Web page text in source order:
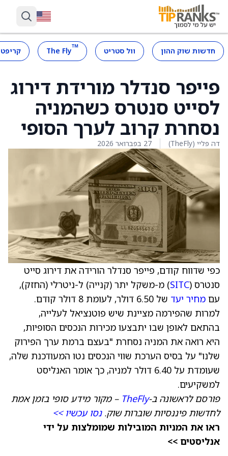
חדשות שוק ההון וול סטריט ™
The Fly
פייפר סנדלר מורידת דירוג
לסייט סנטרס כשהמניה
נסחרת קרוב לערך הסופי
דה פליי (TheFly) 27 בפברואר 2026
כפי שדווח קודם, פייפר סנדלר הורידה את דירוג סייט
סנטרס (SITC) מ-משקל יתר (קנייה) ל-ניטרלי (החזק),
עם מחיר יעד
של 6.50 דולר, לעומת 8 דולר קודם.
למרות שהפירמה מציינת שיש פוטנציאל לעלייה,
בהתאם לאופן שבו יתבצעו מכירות הנכסים הסופיות,
היא רואה את המניה נסחרת "בעצם ברמת ערך הפירוק
שלנו" על בסיס הערכת שווי הנכסים נטו המעודכנת שלה,
שעומדת על 6.40 דולר למניה, כך אומר האנליסט
למשקיעים.
פורסם לראשונה ב-TheFly – מקור מידע סופי בזמן אמת
לחדשות פיננסיות שוברות שוק.נסו עכשיו >>
ראו את המניות המובילות שמומלצות על ידי
אנליסטים >>